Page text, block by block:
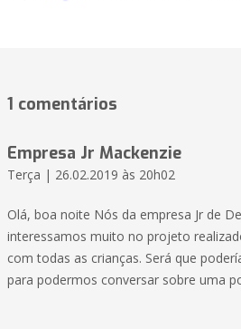
1 comentários
Empresa Jr Mackenzie
Terça | 26.02.2019 às 20h02
Olá, boa noite Nós da empresa Jr de
interessamos muito no projeto
com todas as crianças. Será que
para podermos conversar sobre uma